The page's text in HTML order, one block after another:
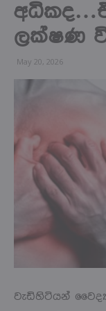
ලක්ෂණ
May 20, 2026
වැඩිහිටියන්